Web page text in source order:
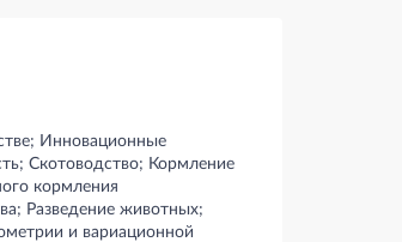
Инновационные
Скотоводство; Кормление
кормления
Разведение животных;
и вариационной